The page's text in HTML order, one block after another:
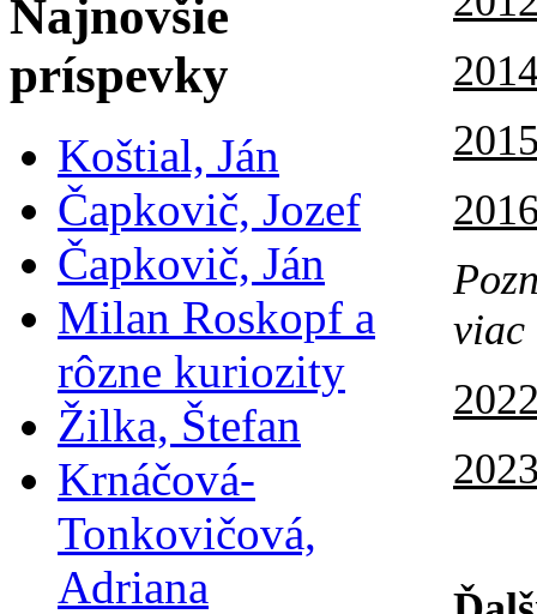
Najnovšie
príspevky
Koštial, Ján
Čapkovič, Jozef
Čapkovič, Ján
Milan Roskopf a
rôzne kuriozity
Žilka, Štefan
Krnáčová-
Tonkovičová,
Adriana
viac